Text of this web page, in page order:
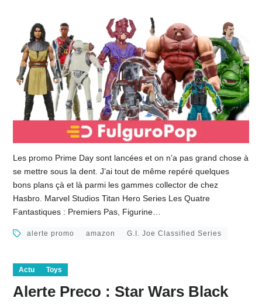
Les promo Prime Day sont lancées et on n’a pas grand chose à
se mettre sous la dent. J’ai tout de même repéré quelques
bons plans çà et là parmi les gammes collector de chez
Hasbro. Marvel Studios Titan Hero Series Les Quatre
Fantastiques : Premiers Pas, Figurine…
alerte promo amazon G.I. Joe Classified Series
Actu Toys
Alerte Preco : Star Wars Black